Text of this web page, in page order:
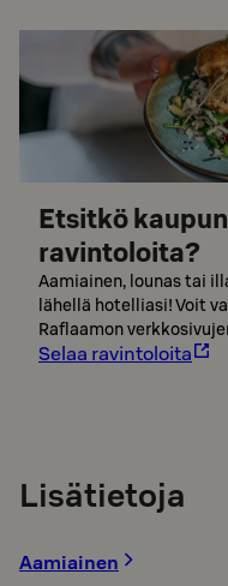
Etsitkö
ravintoloita?
Aamiainen, lounas tai
lähellä hotelliasi! Voit
Raflaamon
Selaa ravintoloita
Lisätietoja
Aamiainen